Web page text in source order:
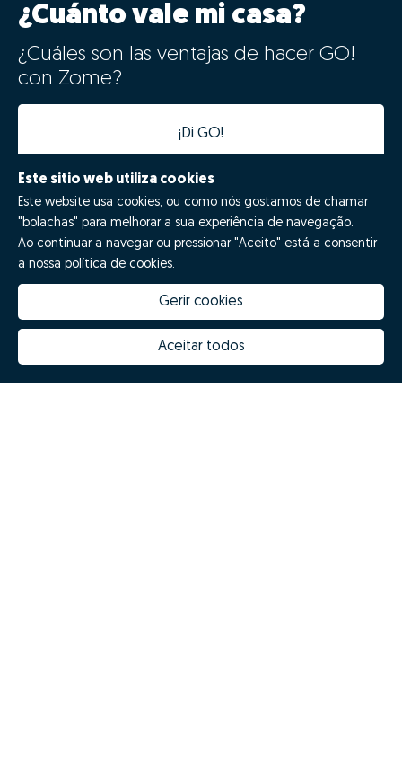
¿Cuánto vale mi casa?
¿Cuáles son las ventajas de hacer GO!
con Zome?
¡Di GO!
Porquê escolher a Zome
Inovação Zome
Hubs Zome
Este sitio web utiliza cookies
Este website usa cookies, ou como nós gostamos de chamar
"bolachas" para melhorar a sua experiência de navegação.
Ao continuar a navegar ou pressionar "Aceito" está a consentir
a nossa política de cookies.
Gerir cookies
Aceitar todos